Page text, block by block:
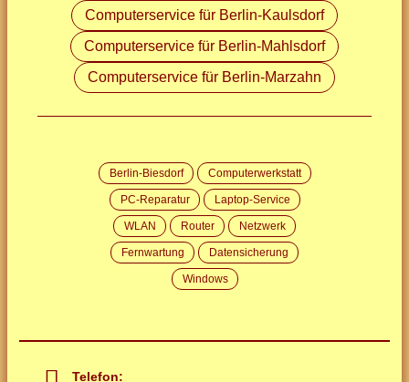
Computerservice für Berlin-Kaulsdorf
Computerservice für Berlin-Mahlsdorf
Computerservice für Berlin-Marzahn
Berlin-Biesdorf Computerwerkstatt
PC-Reparatur Laptop-Service
WLAN Router Netzwerk
Fernwartung Datensicherung
Windows
Telefon: